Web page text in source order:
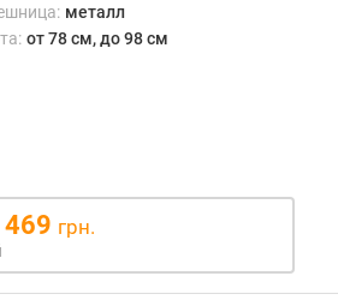
металл
от 78 см, до 98 см
грн.